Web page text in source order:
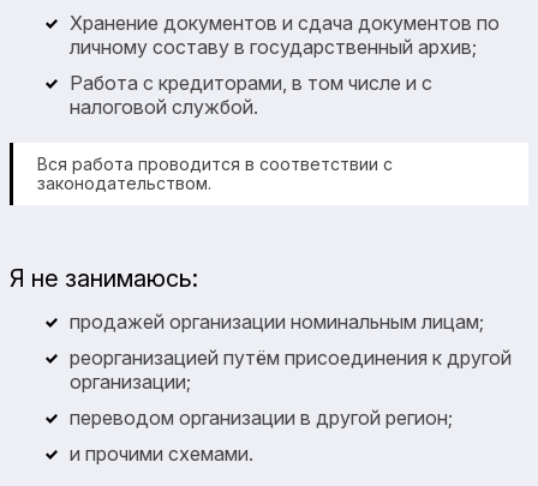
Хранение документов и сдача документов по
личному составу в государственный архив;
Работа с кредиторами, в том числе и с
налоговой службой.
Вся работа проводится в соответствии с
законодательством.
Я не занимаюсь:
продажей организации номинальным лицам;
реорганизацией путём присоединения к другой
организации;
переводом организации в другой регион;
и прочими схемами.